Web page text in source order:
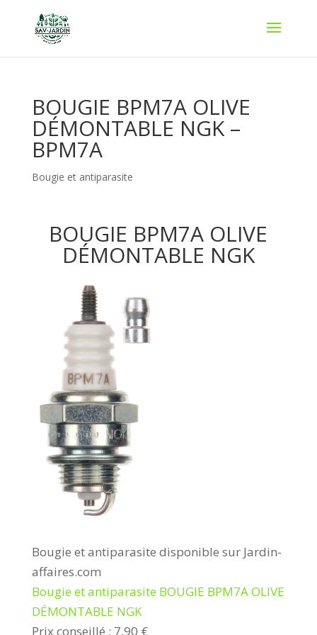
BOUGIE BPM7A OLIVE
DÉMONTABLE NGK –
BPM7A
Bougie et antiparasite
BOUGIE BPM7A OLIVE
DÉMONTABLE NGK
Bougie et antiparasite disponible sur Jardin-
affaires.com
Bougie et antiparasite BOUGIE BPM7A OLIVE
DÉMONTABLE NGK
Prix conseillé : 7,90 €